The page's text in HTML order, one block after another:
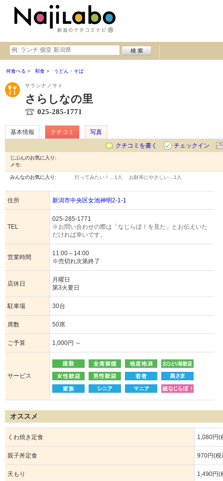
何食べる 和食 うどん・そば
サラシナノサト
さらしなの里
025-285-1771
基本情報 クチコミ
写真
クチコミを書く
チェックイン
じぶんのお気に入り:
メモ:
みんなのお気に入り: 行ってみたい！… 1人 お財布にやさしい… 1人
住所 新潟市中央区女池神明2-1-1
TEL
025-285-1771
※お問い合わせの際は「なじらぼ！を見た」とお伝えいた
だければ幸いです。
営業時間
11:00～14:00
※売切れ次第終了
店休日
月曜日
第3火要日
駐車場 30台
席数 50席
ご予算 1,000円 ～
サービス
オススメ
くわ焼き定食 1,080円(
親子丼定食 970円(税
天もり 1,490円(